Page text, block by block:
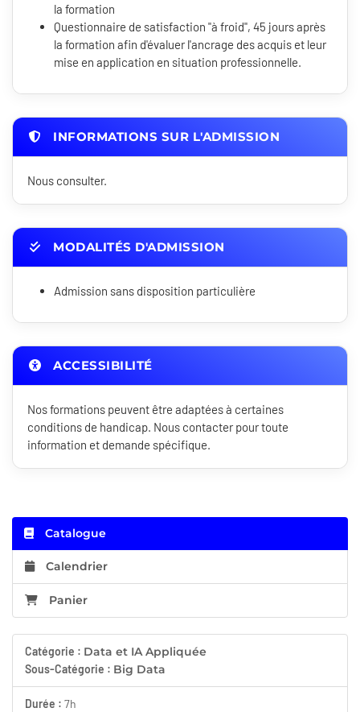
la formation
Questionnaire de satisfaction "à froid", 45 jours après
la formation afin d'évaluer l'ancrage des acquis et leur
mise en application en situation professionnelle.
INFORMATIONS SUR L'ADMISSION
Nous consulter.
MODALITÉS D'ADMISSION
Admission sans disposition particulière
ACCESSIBILITÉ
Nos formations peuvent être adaptées à certaines
conditions de handicap. Nous contacter pour toute
information et demande spécifique.
Catalogue
Calendrier
Panier
Catégorie : Data et IA Appliquée
Sous-Catégorie : Big Data
Durée : 7h